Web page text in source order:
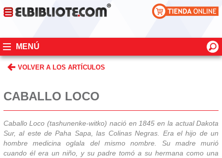
MENÚ
VOLVER A LOS ARTÍCULOS
CABALLO LOCO
Caballo Loco (tashunenke-witko) nació en 1845 en la actual Dakota
Sur, al este de Paha Sapa, las Colinas Negras. Era el hijo de un
hombre medicina oglala del mismo nombre. Su madre murió
cuando él era un niño, y su padre tomó a su hermana como una